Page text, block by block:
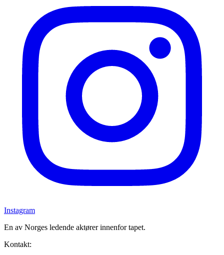
Instagram
En av Norges ledende aktører innenfor tapet.
Kontakt: